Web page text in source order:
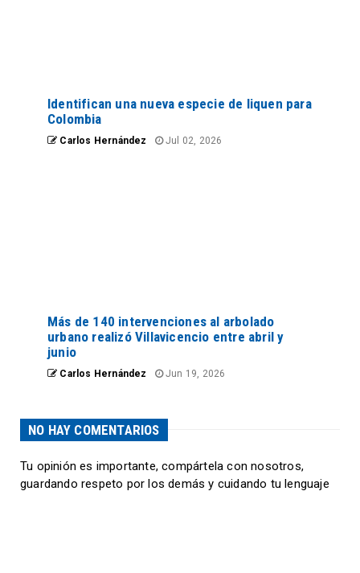
Identifican una nueva especie de liquen para
Colombia
Carlos Hernández Jul 02, 2026
Más de 140 intervenciones al arbolado
urbano realizó Villavicencio entre abril y
junio
Carlos Hernández Jun 19, 2026
NO HAY COMENTARIOS
Tu opinión es importante, compártela con nosotros,
guardando respeto por los demás y cuidando tu lenguaje